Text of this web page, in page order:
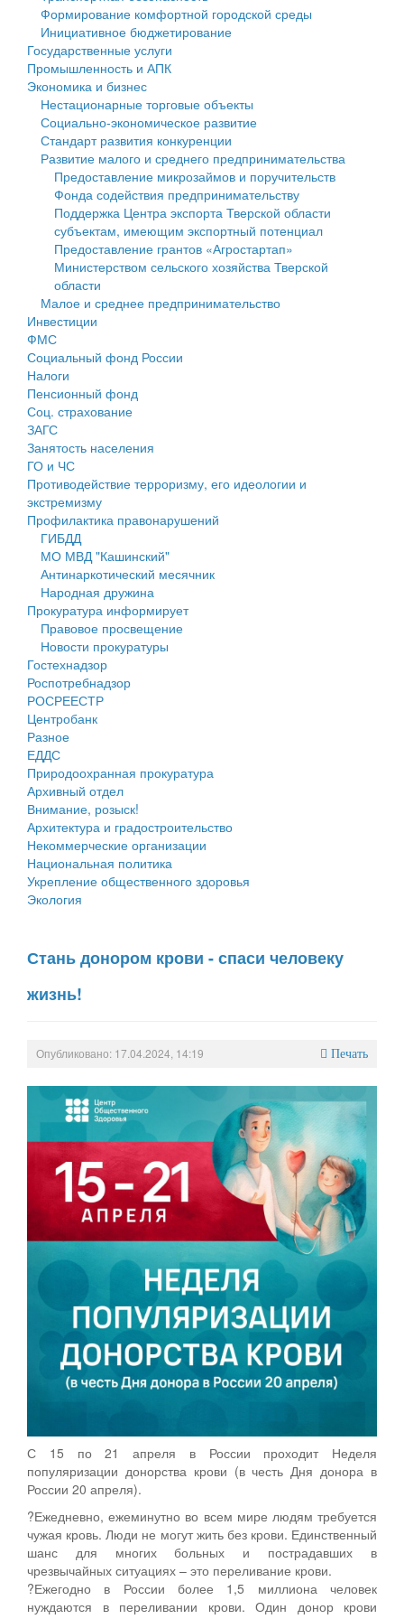
Государственные услуги
Промышленность и АПК
Экономика и бизнес
Символика
Устав
Гостям округа
Туризм
Культура
Образование
Здравоохранение
Социальная защита
Фотоальбом
муниципального округа Тверской области
Администрация Кашинского муниципального округа
Тверской области
Управление сельскими территориями
Открытые данные
Работа с обращениями граждан
Муниципальный контроль
Муниципальные услуги
Проекты административных регламентов
Антимонопольный комплаенс
Противодействие коррупции
Финансовое управление
Бюджет для граждан
Имущество
Выявление правообладателей ранее учтенных
объектов недвижимости
Имущественная поддержка субъектов малого и
среднего предпринимательства
Информационная поддержка субъектов малого и
среднего предпринимательства
Муниципальные программы
Контрольно-счетная палата
Персональные данные
Оценка регулирующего воздействия
Деятельность МУ
Нормативы градостроительного проектирования
Правила землепользования и застройки
Генеральные планы
Проекты планировки территории
Собрание депутатов
Городское поселение
Сельские поселения
Формирование комфортной городской среды
Инициативное бюджетирование
Государственные услуги
Промышленность и АПК
Экономика и бизнес
Нестационарные торговые объекты
Социально-экономическое развитие
Стандарт развития конкуренции
Развитие малого и среднего предпринимательства
Предоставление микрозаймов и поручительств
Фонда содействия предпринимательству
Поддержка Центра экспорта Тверской области
субъектам, имеющим экспортный потенциал
Предоставление грантов «Агростартап»
Министерством сельского хозяйства Тверской
области
Малое и среднее предпринимательство
Инвестиции
ФМС
Социальный фонд России
Налоги
Пенсионный фонд
Соц. страхование
ЗАГС
Занятость населения
ГО и ЧС
Противодействие терроризму, его идеологии и
экстремизму
Профилактика правонарушений
ГИБДД
МО МВД "Кашинский"
Антинаркотический месячник
Народная дружина
Прокуратура информирует
Правовое просвещение
Новости прокуратуры
Гостехнадзор
Роспотребнадзор
РОСРЕЕСТР
Центробанк
Разное
ЕДДС
Природоохранная прокуратура
Архивный отдел
Внимание, розыск!
Архитектура и градостроительство
Некоммерческие организации
Национальная политика
Укрепление общественного здоровья
Экология
Стань донором крови - спаси человеку
жизнь!
Опубликовано: 17.04.2024, 14:19 Печать
С 15 по 21 апреля в России проходит Неделя
популяризации донорства крови (в честь Дня донора в
России 20 апреля).
?Ежедневно, ежеминутно во всем мире людям требуется
чужая кровь. Люди не могут жить без крови. Единственный
шанс для многих больных и пострадавших в
чрезвычайных ситуациях – это переливание крови.
?Ежегодно в России более 1,5 миллиона человек
нуждаются в переливании крови. Один донор крови